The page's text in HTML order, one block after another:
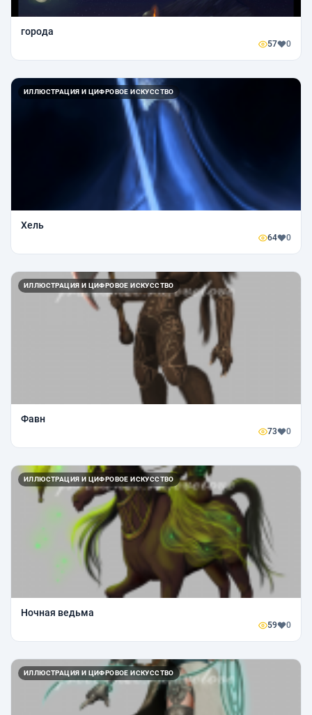
города
57 0
ИЛЛЮСТРАЦИЯ И ЦИФРОВОЕ ИСКУССТВО
Хель
64 0
ИЛЛЮСТРАЦИЯ И ЦИФРОВОЕ ИСКУССТВО
Фавн
73 0
ИЛЛЮСТРАЦИЯ И ЦИФРОВОЕ ИСКУССТВО
Ночная ведьма
59 0
ИЛЛЮСТРАЦИЯ И ЦИФРОВОЕ ИСКУССТВО